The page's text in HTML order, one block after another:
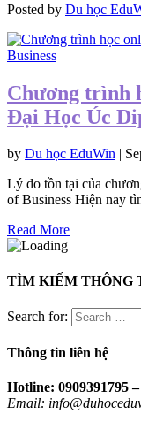
Posted by Du học
Chương trình
Đại Học Úc
by Du học EduWin |
Lý do tồn tại của
of Business Hiện nay
Read More
TÌM KIẾM THÔNG
Search for:
Thông tin liên hệ
Hotline: 0909391795
Email: